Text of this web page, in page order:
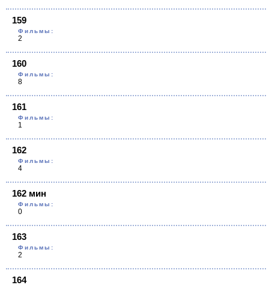
159
Фильмы:
2
160
Фильмы:
8
161
Фильмы:
1
162
Фильмы:
4
162 мин
Фильмы:
0
163
Фильмы:
2
164